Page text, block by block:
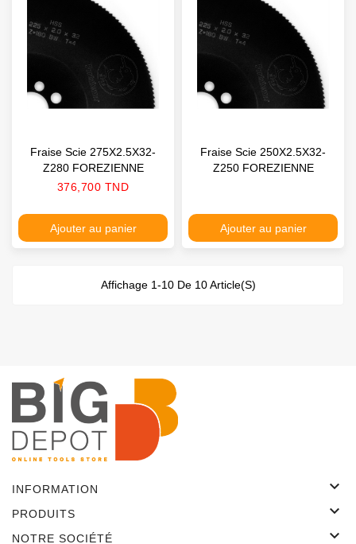
Fraise Scie 275X2.5X32-
Z280 FOREZIENNE
Prix
376,700 TND
Ajouter au panier
Fraise Scie 250X2.5X32-
Z250 FOREZIENNE
Ajouter au panier
Affichage 1-10 De 10 Article(s)
INFORMATION 
PRODUITS 
NOTRE SOCIÉTÉ 